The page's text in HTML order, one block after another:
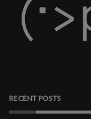
RECENT POSTS